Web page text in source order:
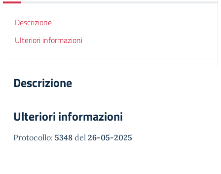
Descrizione
Ulteriori informazioni
Descrizione
Ulteriori informazioni
Protocollo: 5348 del 26-05-2025